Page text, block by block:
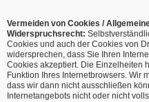
Vermeiden von Cookies /
Widerspruchsrecht:
Cookies und auch der Cookies von
widersprechen, dass Sie Ihren
Cookies akzeptiert. Die Einzelheiten
Funktion Ihres Internetbrowsers. Wir
dass wir dann nicht ausschließen
Internetangebots nicht oder nicht